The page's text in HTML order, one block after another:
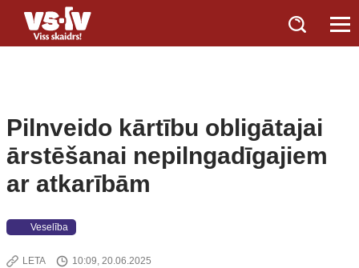
Pilnveido kārtību obligātajai
ārstēšanai nepilngadīgajiem
ar atkarībām
Veselība
LETA 10:09, 20.06.2025